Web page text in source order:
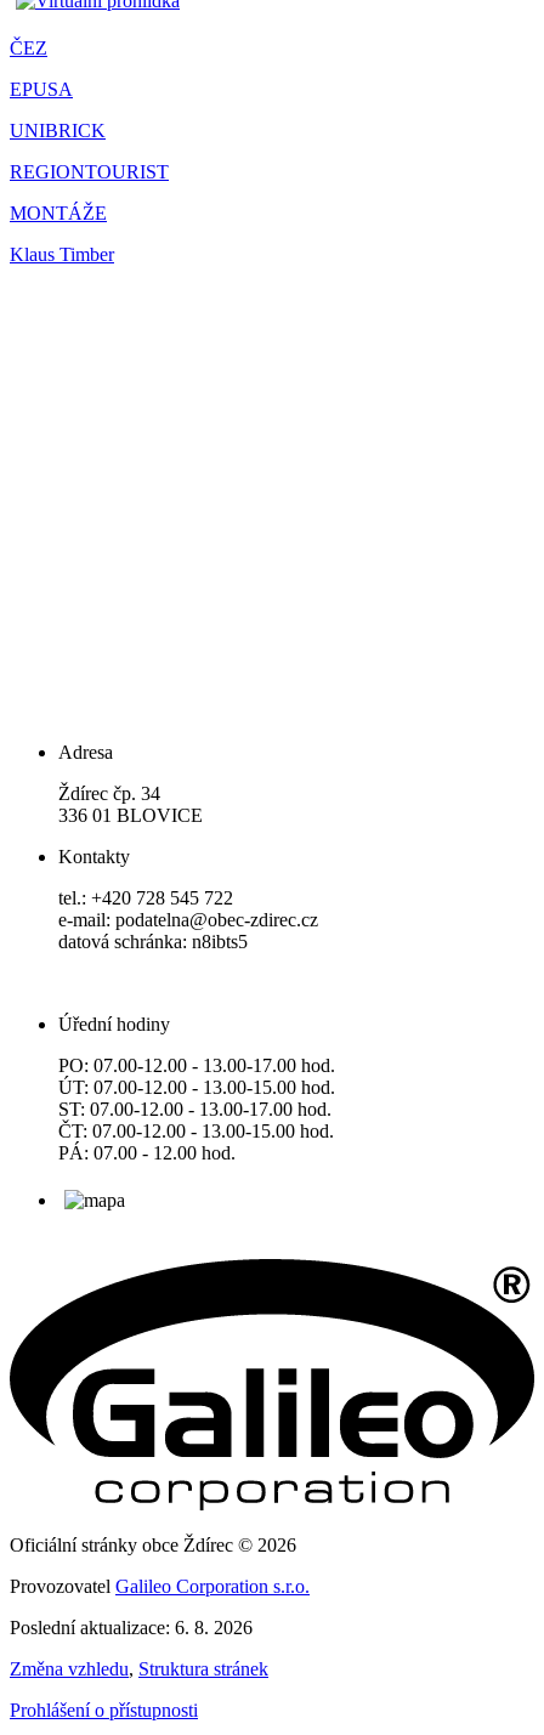
ČEZ
EPUSA
UNIBRICK
REGIONTOURIST
MONTÁŽE
Klaus Timber
Adresa
Ždírec čp. 34
336 01 BLOVICE
Kontakty
tel.: +420 728 545 722
e-mail: podatelna@obec-zdirec.cz
datová schránka: n8ibts5
Úřední hodiny
PO: 07.00-12.00 - 13.00-17.00 hod.
ÚT: 07.00-12.00 - 13.00-15.00 hod.
ST: 07.00-12.00 - 13.00-17.00 hod.
ČT: 07.00-12.00 - 13.00-15.00 hod.
PÁ: 07.00 - 12.00 hod.
Oficiální stránky obce Ždírec © 2026
Provozovatel Galileo Corporation s.r.o.
Poslední aktualizace: 6. 8. 2026
Změna vzhledu, Struktura stránek
Prohlášení o přístupnosti